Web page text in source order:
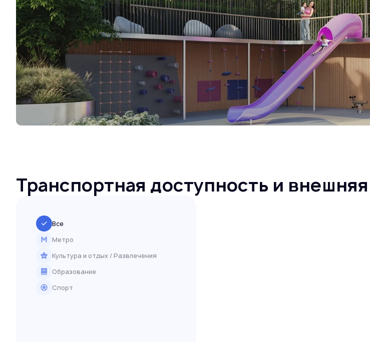
Транспортная доступность и
Все
Метро
Культура и отдых / Развлечения
Образование
Спорт